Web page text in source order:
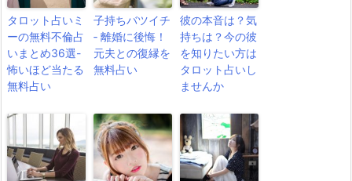
タロット占いミ
ーの無料不倫占
いまとめ36選-
怖いほど当たる
無料占い
子持ちバツイチ
‐ 離婚に後悔！
元夫との復縁を
無料占い
彼の本音は？気
持ちは？今の彼
を知りたい方は
タロット占いし
ませんか